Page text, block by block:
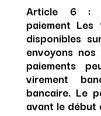
Article 6 :
paiement Les
disponibles
envoyons
paiements
virement
bancaire. Le
avant le début